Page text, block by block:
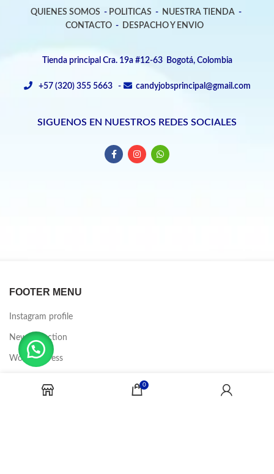
QUIENES SOMOS - POLITICAS - NUESTRA TIENDA -
CONTACTO- DESPACHO Y ENVIO
Tienda principal Cra. 19a #12-63 Bogotá, Colombia
+57 (320) 355 5663 - candyjobsprincipal@gmail.com
SIGUENOS EN NUESTROS REDES SOCIALES
FOOTER MENU
Instagram profile
New Collection
Woman Dress
0